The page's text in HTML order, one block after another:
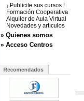
¡ Publicite sus cursos !
Formación Cooperativa
Alquiler de Aula Virtual
Novedades y artículos
» Quienes somos
» Acceso Centros
Recomendados